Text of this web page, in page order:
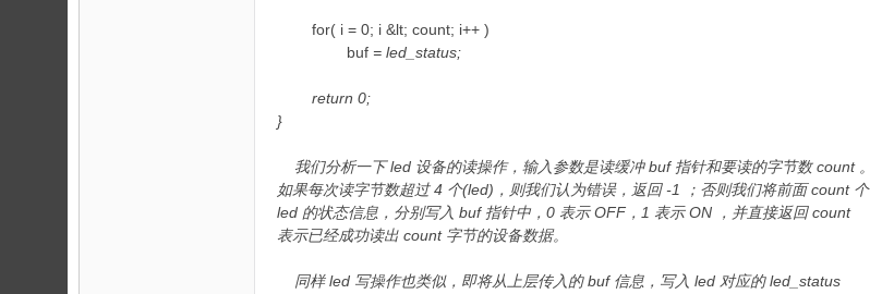
for( i = 0; i &lt; count; i++ )
buf = led_status;
return 0;
}
我们分析一下 led 设备的读操作，输入参数是读缓冲 buf 指针和要读的字节数 count 。
如果每次读字节数超过 4 个(led)，则我们认为错误，返回 -1 ；否则我们将前面 count 个
led 的状态信息，分别写入 buf 指针中，0 表示 OFF，1 表示 ON ，并直接返回 count
表示已经成功读出 count 字节的设备数据。
同样 led 写操作也类似，即将从上层传入的 buf 信息，写入 led 对应的 led_status